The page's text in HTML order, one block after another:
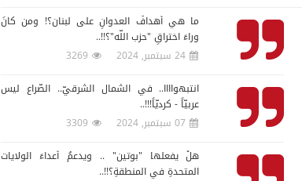
ما هي أهدافُ العدوانِ على لبنان؟! ومن كانَ
وراءَ اختراقِ "حزب اللّه"؟!!..
24 سبتمبر, 2024
3269
انتبهواااا.. في الشمال الشرقيّ.. الصّراع ليس
عربيّاً - كرديّاً!!!..
07 سبتمبر, 2024
3309
هلْ يفعلُها "بوتين" .. ويدعمُ أعداءَ الولايات
المتحدةِ في المنطقةِ؟!!..